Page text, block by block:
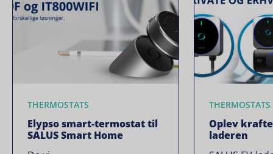
THERMOSTATS
Elypso smart-termostat til
SALUS Smart Home
THERMOSTATS
Oplev
laderen